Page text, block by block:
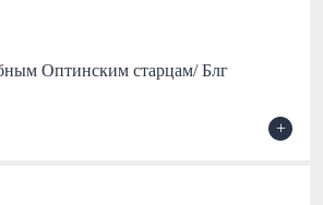
Оптинским старцам/ Блг
+